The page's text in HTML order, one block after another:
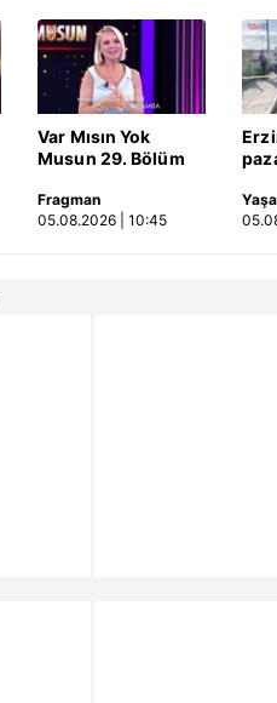
Var Mısın Yok
Musun 29. Bölüm
yayınlandı | Video
Fragman
05.08.2026 | 10:45